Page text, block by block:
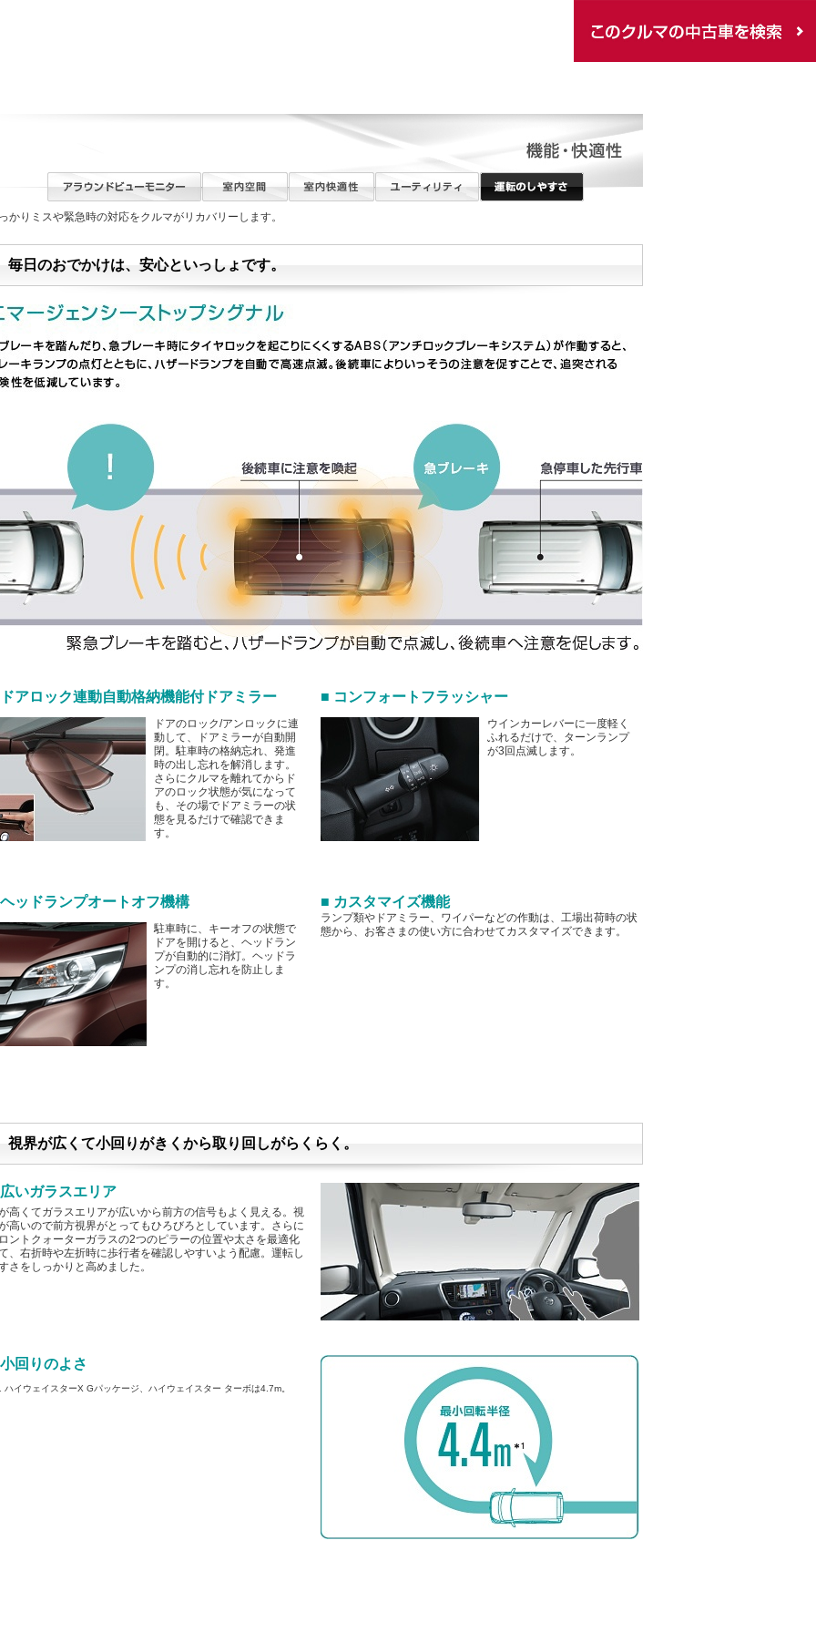
かりミスや緊急時の対応をクルマがリカバリーします。
毎日のおでかけは、安心といっしょです。
アロック連動自動格納機能付ドアミラー
ドアのロック/アンロックに連
動して、ドアミラーが自動開
閉。駐車時の格納忘れ、発進
時の出し忘れを解消します。
さらにクルマを離れてからド
アのロック状態が気になって
も、その場でドアミラーの状
態を見るだけで確認できま
す。
■ コンフォートフラッシャー
ウインカーレバーに一度軽く
ふれるだけで、ターンランプ
が3回点滅します。
ッドランプオートオフ機構
駐車時に、キーオフの状態で
ドアを開けると、ヘッドラン
プが自動的に消灯。ヘッドラ
ンプの消し忘れを防止しま
す。
■ カスタマイズ機能
ランプ類やドアミラー、ワイパーなどの作動は、工場出荷時の状
態から、お客さまの使い方に合わせてカスタマイズできます。
視界が広くて小回りがきくから取り回しがらくらく。
いガラスエリア
高くてガラスエリアが広いから前方の信号もよく見える。視
高いので前方視界がとってもひろびろとしています。さらに
ントクォーターガラスの2つのピラーの位置や太さを最適化
、右折時や左折時に歩行者を確認しやすいよう配慮。運転し
さをしっかりと高めました。
回りのよさ
ハイウェイスターX Gパッケージ、ハイウェイスター ターボは4.7m。